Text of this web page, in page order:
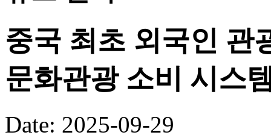
중국 최초 외국인 관
문화관광 소비 시스
Date: 2025-09-29